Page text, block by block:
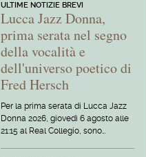
ULTIME NOTIZIE BREVI
Lucca Jazz Donna,
prima serata nel segno
della vocalità e
dell'universo poetico di
Fred Hersch
Per la prima serata di Lucca Jazz
Donna 2026, giovedì 6 agosto alle
21:15 al Real Collegio, sono…